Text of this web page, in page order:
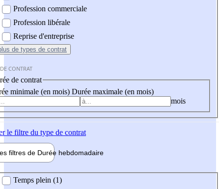
Profession commerciale
Profession libérale
Reprise d'entreprise
de types de contrat
CONTRAT
de contrat
minimale (en mois) Durée maximale (en mois)
mois
le filtre du type de contrat
filtres de Durée hebdomadaire
Temps plein (1)